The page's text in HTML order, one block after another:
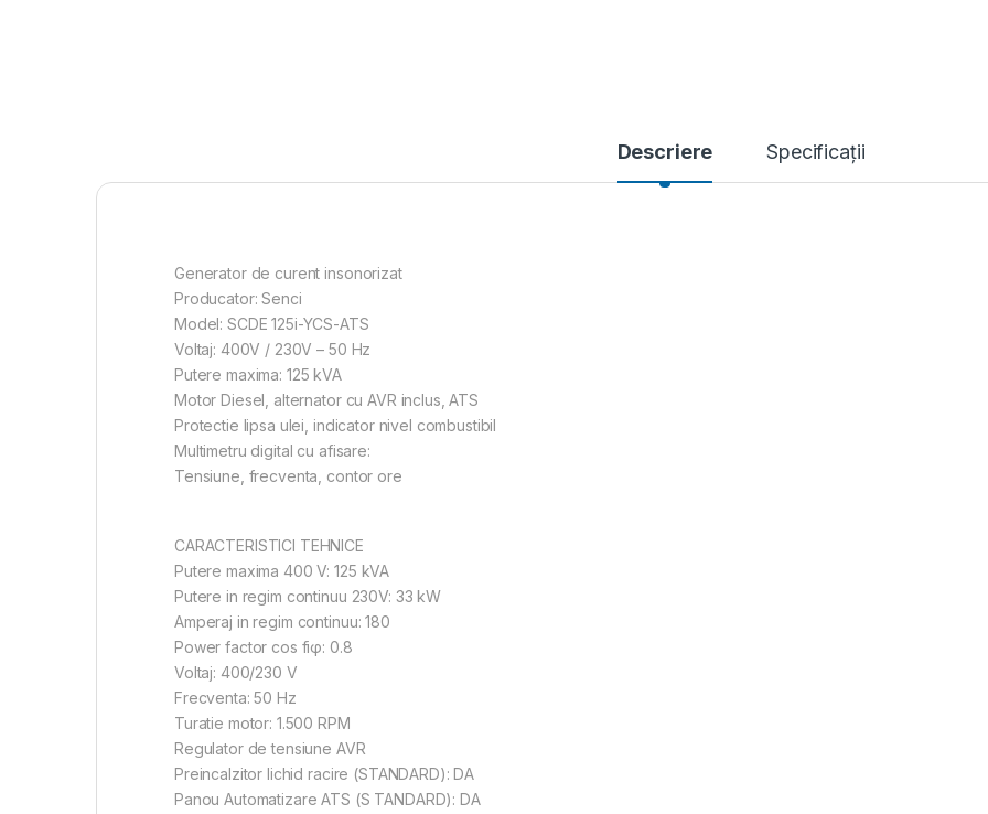
Descriere Specificații
Generator de curent insonorizat
Producator: Senci
Model: SCDE 125i-YCS-ATS
Voltaj: 400V / 230V – 50 Hz
Putere maxima: 125 kVA
Motor Diesel, alternator cu AVR inclus, ATS
Protectie lipsa ulei, indicator nivel combustibil
Multimetru digital cu afisare:
Tensiune, frecventa, contor ore
CARACTERISTICI TEHNICE
Putere maxima 400 V: 125 kVA
Putere in regim continuu 230V: 33 kW
Amperaj in regim continuu: 180
Power factor cos fiφ: 0.8
Voltaj: 400/230 V
Frecventa: 50 Hz
Turatie motor: 1.500 RPM
Regulator de tensiune AVR
Preincalzitor lichid racire (STANDARD): DA
Panou Automatizare ATS (S TANDARD): DA